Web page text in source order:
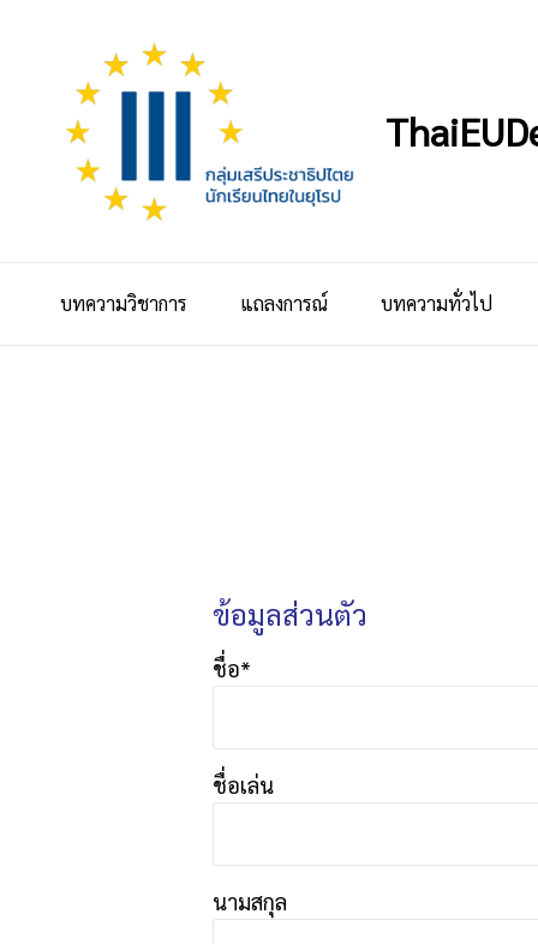
บทความวิชาการ แถลงการณ์ บทความทั่วไป
ข้อมูลส่วนตัว
ชื่อ*
ชื่อเล่น
นามสกุล